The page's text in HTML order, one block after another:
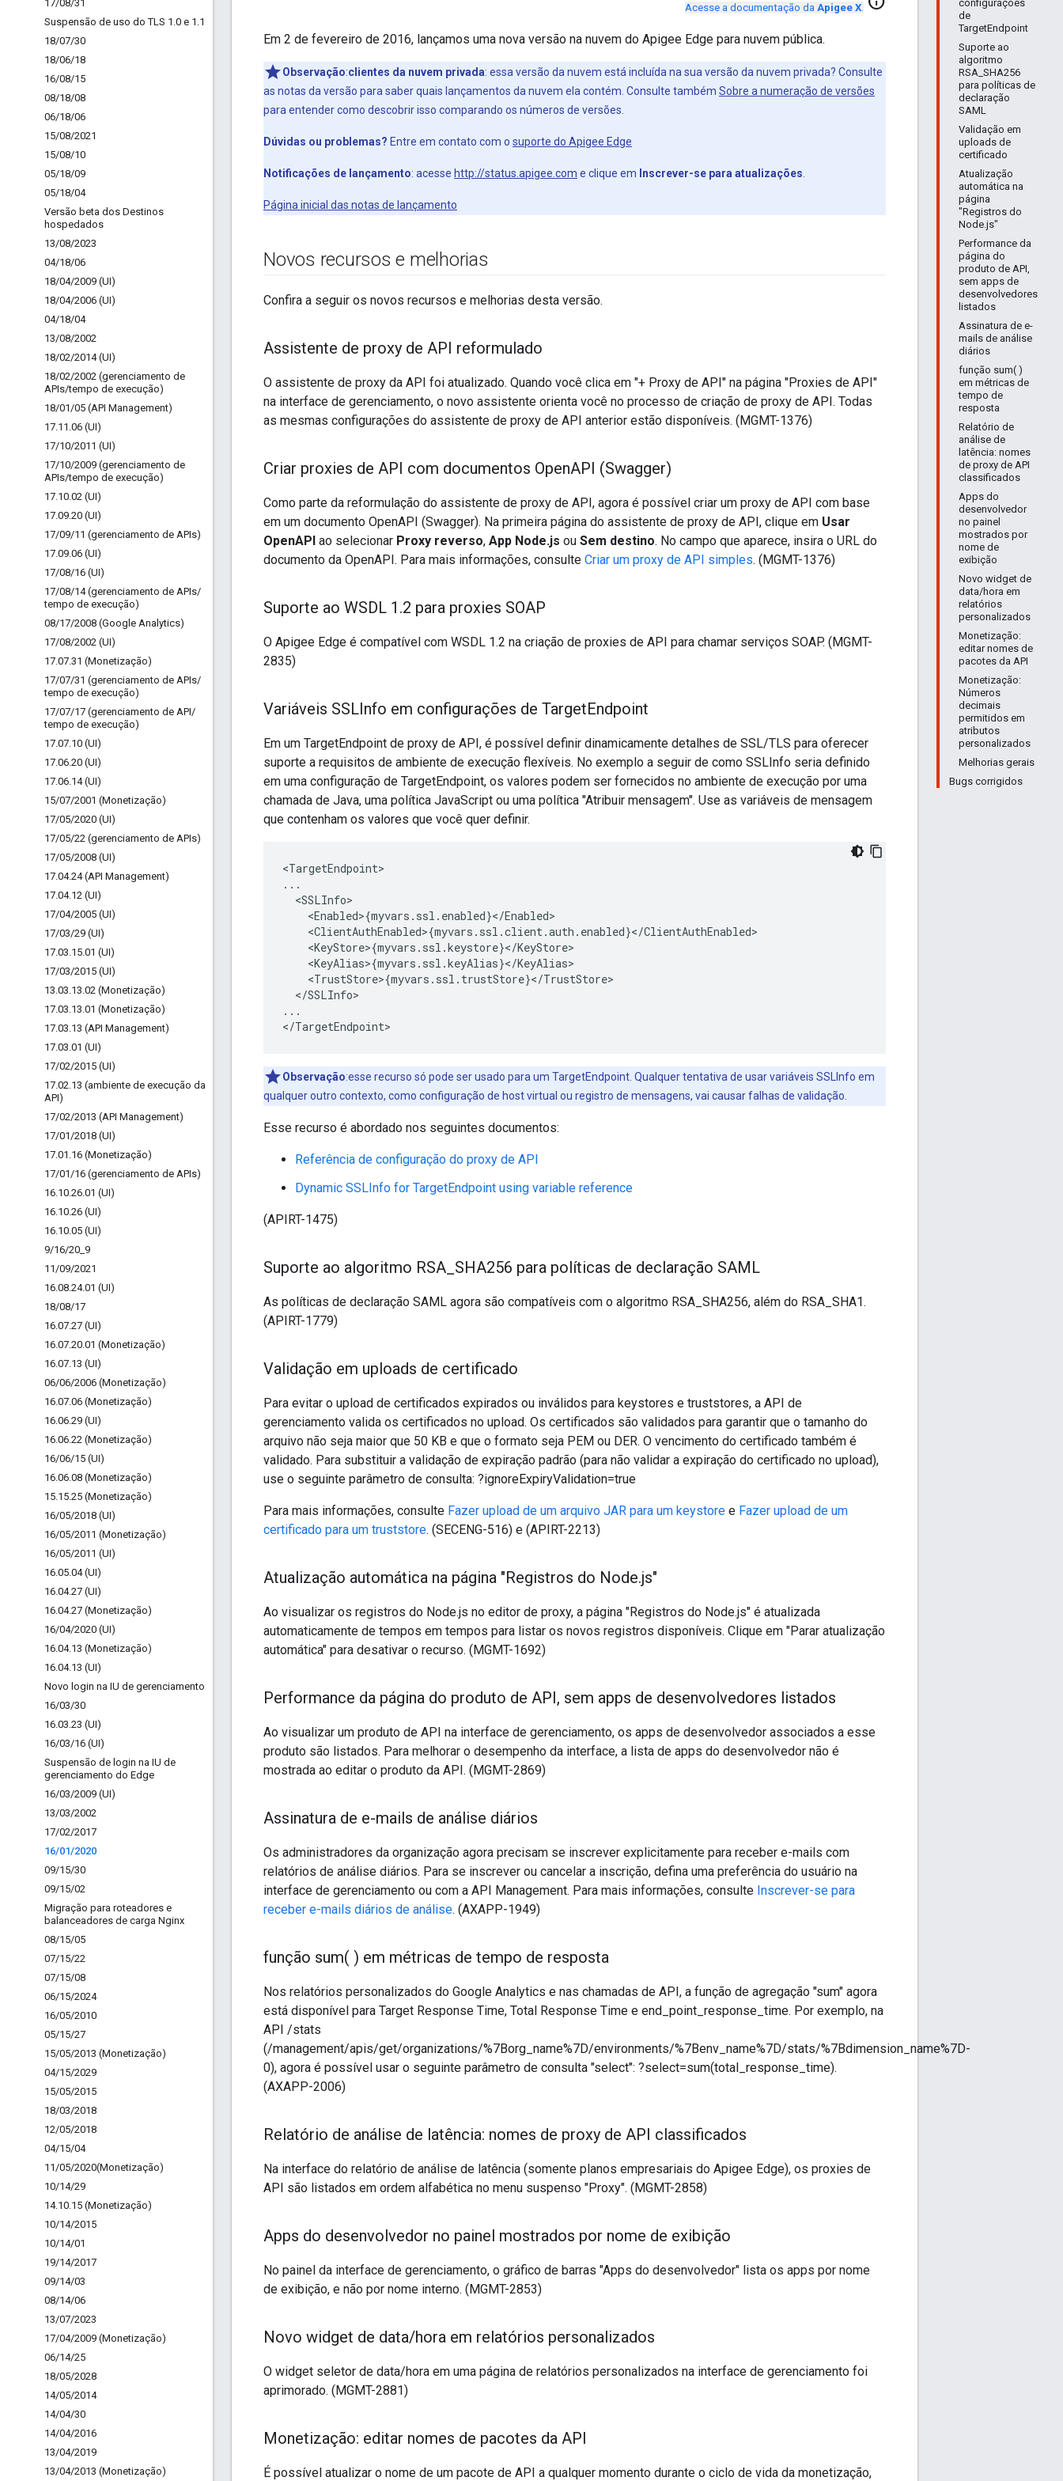
17/08/31
Suspensão de uso do TLS 1 .0 e 1 .1
18/07/30
18/06/18
16/08/15
08/18/08
06/18/06
15/08/2021
15/08/10
05/18/09
05/18/04
Versão beta dos Destinos
hospedados
13/08/2023
04/18/06
18/04/2009 (UI)
18/04/2006 (UI)
04/18/04
13/08/2002
18/02/2014 (UI)
18/02/2002 (gerenciamento de
APIs/tempo de execução)
18/01/05 (API Management)
17.11 .06 (UI)
17/10/2011 (UI)
17/10/2009 (gerenciamento de
APIs/tempo de execução)
17.10.02 (UI)
17.09.20 (UI)
17/09/11 (gerenciamento de APIs)
17.09.06 (UI)
17/08/16 (UI)
17/08/14 (gerenciamento de APIs/
tempo de execução)
08/17/2008 (Google Analytics)
17/08/2002 (UI)
17.07.31 (Monetização)
17/07/31 (gerenciamento de APIs/
tempo de execução)
17/07/17 (gerenciamento de API/
tempo de execução)
17.07.10 (UI)
17.06.20 (UI)
17.06.14 (UI)
15/07/2001 (Monetização)
17/05/2020 (UI)
17/05/22 (gerenciamento de APIs)
17/05/2008 (UI)
17.04.24 (API Management)
17.04.12 (UI)
17/04/2005 (UI)
17/03/29 (UI)
17.03.15.01 (UI)
17/03/2015 (UI)
13.03.13.02 (Monetização)
17.03.13.01 (Monetização)
17.03.13 (API Management)
17.03.01 (UI)
17/02/2015 (UI)
17.02.13 (ambiente de execução da
API)
17/02/2013 (API Management)
17/01/2018 (UI)
17.01 .16 (Monetização)
17/01/16 (gerenciamento de APIs)
16.10.26.01 (UI)
16.10.26 (UI)
16.10.05 (UI)
9/16/20 9
11/09/2021
16.08.24.01 (UI)
18/08/17
16.07.27 (UI)
16.07.20.01 (Monetização)
16.07.13 (UI)
06/06/2006 (Monetização)
16.07.06 (Monetização)
16.06.29 (UI)
16.06.22 (Monetização)
16/06/15 (UI)
16.06.08 (Monetização)
15.15.25 (Monetização)
16/05/2018 (UI)
16/05/2011 (Monetização)
16/05/2011 (UI)
16.05.04 (UI)
16.04.27 (UI)
16.04.27 (Monetização)
16/04/2020 (UI)
16.04.13 (Monetização)
16.04.13 (UI)
Novo login na IU de gerenciamento
16/03/30
16.03.23 (UI)
16/03/16 (UI)
Suspensão de login na IU de
gerenciamento do Edge
16/03/2009 (UI)
13/03/2002
17/02/2017
16/01/2020
09/15/30
09/15/02
Migração para roteadores e
balanceadores de carga Nginx
08/15/05
07/15/22
07/15/08
06/15/2024
16/05/2010
05/15/27
15/05/2013 (Monetização)
04/15/2029
15/05/2015
18/03/2018
12/05/2018
04/15/04
11/05/2020(Monetização)
10/14/29
14.10.15 (Monetização)
10/14/2015
10/14/01
19/14/2017
09/14/03
08/14/06
13/07/2023
17/04/2009 (Monetização)
06/14/25
18/05/2028
14/05/2014
14/04/30
14/04/2016
13/04/2019
13/04/2013 (Monetização)
configurações
de
TargetEndpoint
Suporte ao
algoritmo
RSA_SHA256
para políticas de
declaração
SAML
Validação em
uploads de
certificado
Atualização
automática na
página
"Registros do
Node.js"
Performance da
página do
produto de API,
sem apps de
desenvolvedores
listados
Assinatura de e-
mails de análise
diários
função sum( )
em métricas de
tempo de
resposta
Relatório de
análise de
latência: nomes
de proxy de API
classificados
Apps do
desenvolvedor
no painel
mostrados por
nome de
exibição
Novo widget de
data/hora em
relatórios
personalizados
Monetização:
editar nomes de
pacotes da API
Monetização:
Números
decimais
permitidos em
atributos
personalizados
Melhorias gerais
Bugs corrigidos
Acesse a documentação da Apigee X.
Em 2 de fevereiro de 2016, lançamos uma nova versão na nuvem do Apigee Edge para nuvem pública.
Observação:clientes da nuvem privada: essa versão da nuvem está incluída na sua versão da nuvem privada? Consulte
as notas da versão para saber quais lançamentos da nuvem ela contém. Consulte também Sobre a numeração de versões
para entender como descobrir isso comparando os números de versões.
Dúvidas ou problemas? Entre em contato com o suporte do Apigee Edge
Notificações de lançamento: acesse http://status.apigee.com e clique em Inscrever-se para atualizações
Página inicial das notas de lançamento
Novos recursos e melhorias
Confira a seguir os novos recursos e melhorias desta versão.
Assistente de proxy de API reformulado
O assistente de proxy da API foi atualizado. Quando você clica em "+ Proxy de API" na página "Proxies de API"
na interface de gerenciamento, o novo assistente orienta você no processo de criação de proxy de API. Todas
as mesmas configurações do assistente de proxy de API anterior estão disponíveis. (MGMT-1376)
Criar proxies de API com documentos OpenAPI (Swagger)
Como parte da reformulação do assistente de proxy de API, agora é possível criar um proxy de API com base
em um documento OpenAPI (Swagger). Na primeira página do assistente de proxy de API, clique em Usar
OpenAPI ao selecionar Proxy reverso, App Node.js ou Sem destino. No campo que aparece, insira o URL do
documento da OpenAPI. Para mais informações, consulte Criar um proxy de API simples. (MGMT-1376)
Suporte ao WSDL 1 .2 para proxies SOAP
O Apigee Edge é compatível com WSDL 1.2 na criação de proxies de API para chamar serviços SOAP. (MGMT-
2835)
Variáveis SSLInfo em configurações de TargetEndpoint
Em um TargetEndpoint de proxy de API, é possível definir dinamicamente detalhes de SSL/TLS para oferecer
suporte a requisitos de ambiente de execução flexíveis. No exemplo a seguir de como SSLInfo seria definido
em uma configuração de TargetEndpoint, os valores podem ser fornecidos no ambiente de execução por uma
chamada de Java, uma política JavaScript ou uma política "Atribuir mensagem". Use as variáveis de mensagem
que contenham os valores que você quer definir.
<TargetEndpoint
...
<SSLInfo
<Enabled>{myvars . ssl . enabled}</Enabled
<ClientAuthEnabled>{myvars . ssl .client.auth . enabled}</ClientAuthEnabled
<KeyStore>{myvars . ssl .keystore}</KeyStore
<KeyAlias>{myvars . ssl .keyAlias}</KeyAlias
<TrustStore>{myvars . ssl . trustStore}</TrustStore
</SSLInfo
...
</TargetEndpoint>
Observação:esse recurso só pode ser usado para um TargetEndpoint. Qualquer tentativa de usar variáveis SSLInfo em
qualquer outro contexto, como configuração de host virtual ou registro de mensagens, vai causar falhas de validação.
Esse recurso é abordado nos seguintes documentos:
Referência de configuração do proxy de API
Dynamic SSLInfo for TargetEndpoint using variable reference
(APIRT-1475)
Suporte ao algoritmo RSA SHA256 para políticas de declaração SAML
As políticas de declaração SAML agora são compatíveis com o algoritmo RSA_SHA256, além do RSA_SHA1.
(APIRT-1779)
Validação em uploads de certificado
Para evitar o upload de certificados expirados ou inválidos para keystores e truststores, a API de
gerenciamento valida os certificados no upload. Os certificados são validados para garantir que o tamanho do
arquivo não seja maior que 50 KB e que o formato seja PEM ou DER. O vencimento do certificado também é
validado. Para substituir a validação de expiração padrão (para não validar a expiração do certificado no upload),
use o seguinte parâmetro de consulta: ?ignoreExpiryValidation=true
Para mais informações, consulte Fazer upload de um arquivo JAR para um keystore e Fazer upload de um
certificado para um truststore. (SECENG-516) e (APIRT-2213)
Atualização automática na página "Registros do Node.js"
Ao visualizar os registros do Node.js no editor de proxy, a página "Registros do Node.js" é atualizada
automaticamente de tempos em tempos para listar os novos registros disponíveis. Clique em "Parar atualização
automática" para desativar o recurso. (MGMT-1692)
Performance da página do produto de API, sem apps de desenvolvedores listados
Ao visualizar um produto de API na interface de gerenciamento, os apps de desenvolvedor associados a esse
produto são listados. Para melhorar o desempenho da interface, a lista de apps do desenvolvedor não é
mostrada ao editar o produto da API. (MGMT-2869)
Assinatura de e-mails de análise diários
Os administradores da organização agora precisam se inscrever explicitamente para receber e-mails com
relatórios de análise diários. Para se inscrever ou cancelar a inscrição, defina uma preferência do usuário na
interface de gerenciamento ou com a API Management. Para mais informações, consulte Inscrever-se para
receber e-mails diários de análise. (AXAPP-1949)
função sum( ) em métricas de tempo de resposta
Nos relatórios personalizados do Google Analytics e nas chamadas de API, a função de agregação "sum" agora
está disponível para Target Response Time, Total Response Time e end_point_response_time. Por exemplo, na
API /stats
(/management/apis/get/organizations/%7Borg_name%7D/environments/%7Benv_name%7D/stats/%7Bdimension_name%7D-
0), agora é possível usar o seguinte parâmetro de consulta "select": ?select=sum(total_response_time).
(AXAPP-2006)
Relatório de análise de latência: nomes de proxy de API classificados
Na interface do relatório de análise de latência (somente planos empresariais do Apigee Edge), os proxies de
API são listados em ordem alfabética no menu suspenso "Proxy". (MGMT-2858)
Apps do desenvolvedor no painel mostrados por nome de exibição
No painel da interface de gerenciamento, o gráfico de barras "Apps do desenvolvedor" lista os apps por nome
de exibição, e não por nome interno. (MGMT-2853)
Novo widget de data/hora em relatórios personalizados
O widget seletor de data/hora em uma página de relatórios personalizados na interface de gerenciamento foi
aprimorado. (MGMT-2881)
Monetização: editar nomes de pacotes da API
É possível atualizar o nome de um pacote de API a qualquer momento durante o ciclo de vida da monetização,